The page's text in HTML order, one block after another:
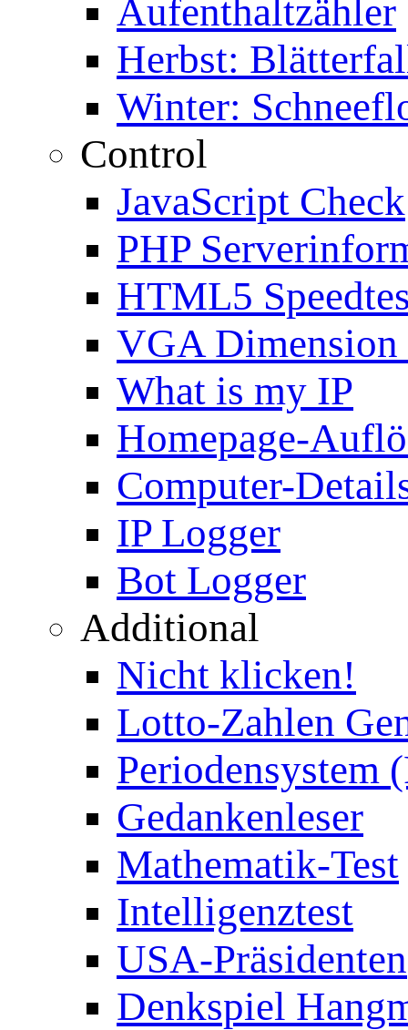
Aufenthaltzähler
Herbst:
Winter:
Control
JavaScript Check
PHP
HTML5
VGA Dimension
What is my IP
Homepage-
Computer-
IP Logger
Bot Logger
Additional
Nicht klicken!
Lotto-Zahlen
Periodensystem
Gedankenleser
Mathematik-Test
Intelligenztest
USA-Präsidenten
Denkspiel